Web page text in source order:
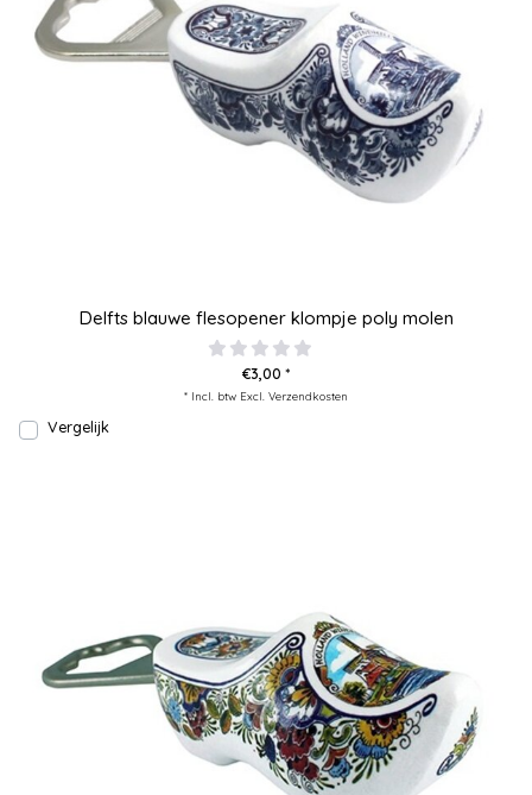
Delfts blauwe flesopener klompje poly molen
€3,00 *
* Incl. btw Excl. Verzendkosten
Vergelijk